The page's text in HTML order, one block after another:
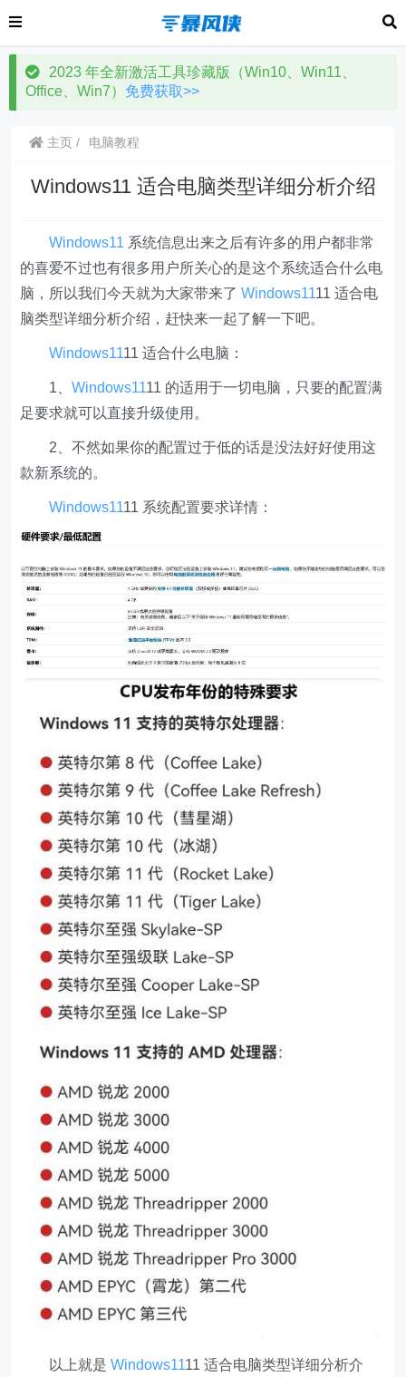
2023 年全新激活工具珍藏版（Win10、Win11、
Office、Win7） 免费获取>>
主页 电脑教程
Windows11 适合电脑类型详细分析介绍
Windows11 系统信息出来之后有许多的用户都非常
的喜爱不过也有很多用户所关心的是这个系统适合什么电
脑，所以我们今天就为大家带来了Windows1111 适合电
脑类型详细分析介绍，赶快来一起了解一下吧。
Windows1111 适合什么电脑：
1、Windows1111 的适用于一切电脑，只要的配置满
足要求就可以直接升级使用。
2、不然如果你的配置过于低的话是没法好好使用这
款新系统的。
Windows1111 系统配置要求详情：
以上就是Windows1111 适合电脑类型详细分析介